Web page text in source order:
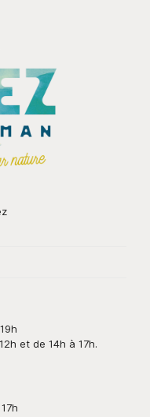
et de 14h à 17h.